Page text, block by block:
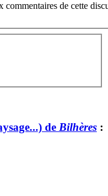
commentaires de cette
de Bilhères :